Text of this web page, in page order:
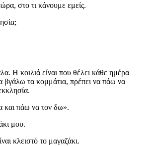
στο τι κάνουμε εμείς.
Η κοιλιά είναι που θέλει κάθε ημέρα
βγάλω τα κομμάτια, πρέπει να πάω να
και πάω να τον δω».
μου.
κλειστό το μαγαζάκι.